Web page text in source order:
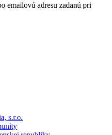
emailovú adresu zadanú pri
s.r.o.